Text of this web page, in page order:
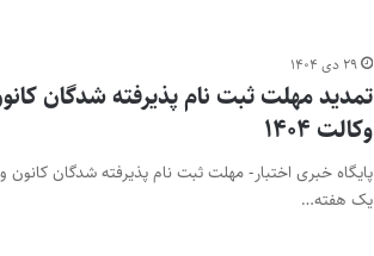
۲۹ دی ۱۴۰۴
تمدید مهلت ثبت نام پذیرفته شدگان
وکالت ۱۴۰۴
یک هفته…